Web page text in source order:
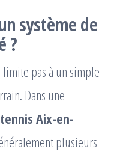
système de
?
limite pas à un simple
Dans une
Aix-en-
plusieurs